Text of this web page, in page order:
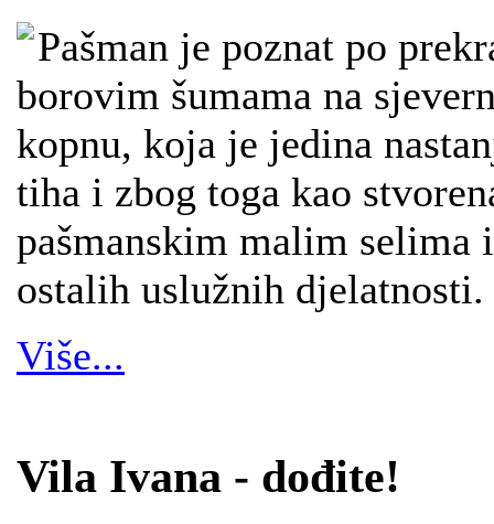
Pašman je poznat po
borovim šumama na
kopnu, koja je jedina
tiha i zbog toga kao
pašmanskim malim
ostalih uslužnih djelatnosti.
Više...
Vila Ivana - dođite!